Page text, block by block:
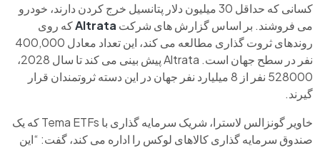
کسانی که حداقل 30 میلیون دلار پتانسیل خرج کردن دارند، خودرو
می فروشند. بر اساس گزارش های شرکت Altrataکه روی ​​
روندهای ثروت گذاری مطالعه می کند، این تعداد معادل 400,000
نفر در سطح جهان است. Altrata پیش بینی می کند تا سال 2028،
528000 نفر از 8 میلیارد نفر جهان در این دسته ثروتمندان قرار
گیرند.
خاویر گونزالس لاسترا، شریک سرمایه گذاری با Tema ETFs که یک
صندوق سرمایه گذاری کالاهای لوکس را اداره می کند، گفت: “این